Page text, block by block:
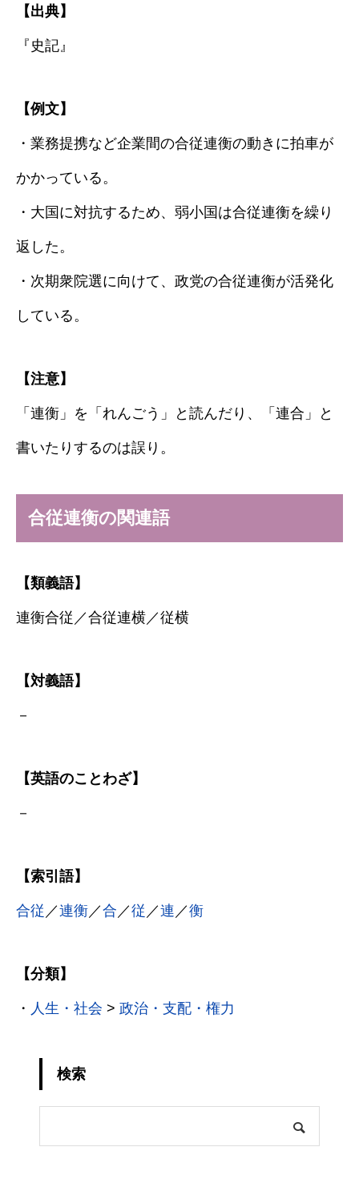
【出典】
『史記』
【例文】
・業務提携など企業間の合従連衡の動きに拍車が
かかっている。
・大国に対抗するため、弱小国は合従連衡を繰り
返した。
・次期衆院選に向けて、政党の合従連衡が活発化
している。
【注意】
「連衡」を「れんごう」と読んだり、「連合」と
書いたりするのは誤り。
合従連衡の関連語
【類義語】
連衡合従／合従連横／従横
【対義語】
－
【英語のことわざ】
－
【索引語】
合従 ／連衡／合 ／従 ／連 ／衡
【分類】
・ 人生・社会 > 政治・支配・権力
検索